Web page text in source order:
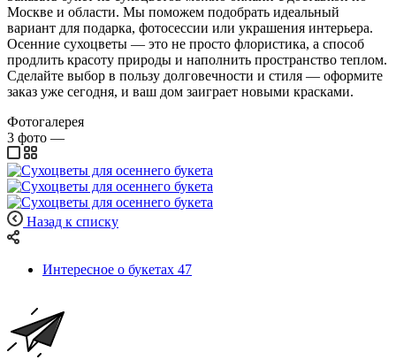
Москве и области. Мы поможем подобрать идеальный
вариант для подарка, фотосессии или украшения интерьера.
Осенние сухоцветы — это не просто флористика, а способ
продлить красоту природы и наполнить пространство теплом.
Сделайте выбор в пользу долговечности и стиля — оформите
заказ уже сегодня, и ваш дом заиграет новыми красками.
Фотогалерея
3 фото —
Назад к списку
Интересное о букетах 47